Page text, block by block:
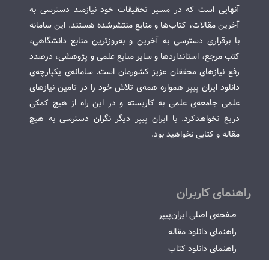
آنهایی است که در مسیر تحقیقات خود نیازمند دسترسی به
آخرین مقالات، کتاب‌ها و منابع منتشرشده هستند. این سامانه
با برقراری دسترسی به آخرین و به‌روزترین منابع دانشگاهی،
کتب مرجع، استانداردها و سایر منابع علمی و پژوهشی، درصدد
رفع نیازهای محققان عزیز کشورمان است. سامانه‌ی یکپارچه‌ی
دانلود ایران پیپر همواره همه‌ی تلاش خود را در تامین نیازهای
علمی جامعه‌ی علمی به کاربسته و در این راه از هیچ کمکی
دریغ نخواهدکرد. با ایران پیپر دیگر نگران دسترسی به هیچ
مقاله و کتابی نخواهید بود.
راهنمای کاربران
صفحه‌ی اصلی ایران‌پیپر
راهنمای دانلود مقاله
راهنمای دانلود کتاب